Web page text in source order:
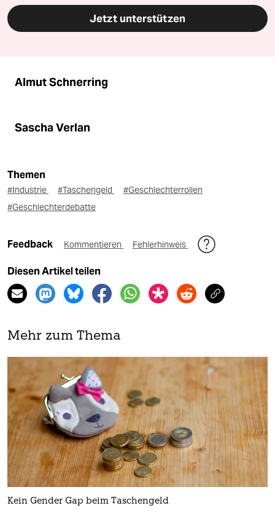
Jetzt unterstützen
Almut Schnerring
Sascha Verlan
Themen
#Industrie #Taschengeld
#Geschlechterrollen
#Geschlechterdebatte
Feedback Kommentieren Fehlerhinweis
Diesen Artikel teilen
Mehr zum Thema
Kein Gender Gap beim Taschengeld